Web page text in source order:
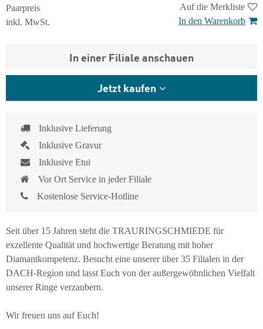
Paarpreis
inkl. MwSt.
Auf die Merkliste
In den Warenkorb
In einer Filiale anschauen
Jetzt kaufen
Inklusive Lieferung
Inklusive Gravur
Inklusive Etui
Vor Ort Service in jeder Filiale
Kostenlose Service-Hotline
Seit über 15 Jahren steht die TRAURINGSCHMIEDE für
exzellente Qualität und hochwertige Beratung mit hoher
Diamantkompetenz. Besucht eine unserer über 35 Filialen in der
DACH-Region und lasst Euch von der außergewöhnlichen Vielfalt
unserer Ringe verzaubern.
Wir freuen uns auf Euch!